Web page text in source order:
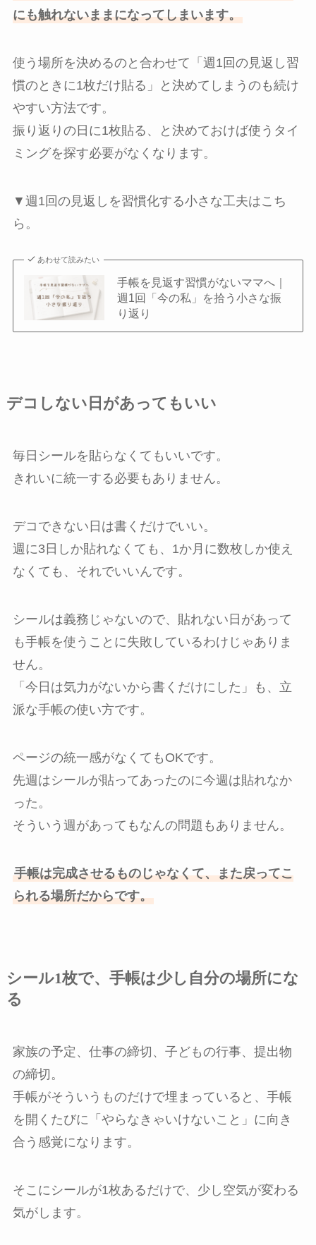
にも触れないままになってしまいます。
使う場所を決めるのと合わせて「週1回の見返し習
慣のときに1枚だけ貼る」と決めてしまうのも続け
やすい方法です。
振り返りの日に1枚貼る、と決めておけば使うタイ
ミングを探す必要がなくなります。
▼週1回の見返しを習慣化する小さな工夫はこち
ら。
あわせて読みたい
手帳を見返す習慣がないママへ｜
週1回「今の私」を拾う小さな振
り返り
デコしない日があってもいい
毎日シールを貼らなくてもいいです。
きれいに統一する必要もありません。
デコできない日は書くだけでいい。
週に3日しか貼れなくても、1か月に数枚しか使え
なくても、それでいいんです。
シールは義務じゃないので、貼れない日があって
も手帳を使うことに失敗しているわけじゃありま
せん。
「今日は気力がないから書くだけにした」も、立
派な手帳の使い方です。
ページの統一感がなくてもOKです。
先週はシールが貼ってあったのに今週は貼れなか
った。
そういう週があってもなんの問題もありません。
手帳は完成させるものじゃなくて、また戻ってこ
られる場所だからです。
シール1枚で、手帳は少し自分の場所にな
る
家族の予定、仕事の締切、子どもの行事、提出物
の締切。
手帳がそういうものだけで埋まっていると、手帳
を開くたびに「やらなきゃいけないこと」に向き
合う感覚になります。
そこにシールが1枚あるだけで、少し空気が変わる
気がします。